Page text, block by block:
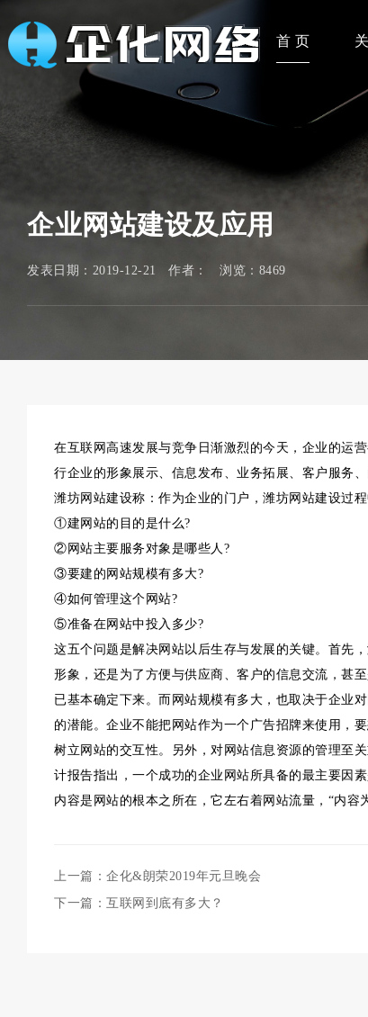
首 页
企业网站建设及应用
发表日期：2019-12-21 作者： 浏览：8469
在互联网高速发展与竞争日渐激烈的今天，企业的运
行企业的形象展示、信息发布、业务拓展、客户服务
潍坊网站建设称：作为企业的门户，潍坊网站建设过
①建网站的目的是什么?
②网站主要服务对象是哪些人?
③要建的网站规模有多大?
④如何管理这个网站?
⑤准备在网站中投入多少?
这五个问题是解决网站以后生存与发展的关键。首先
形象，还是为了方便与供应商、客户的信息交流，甚
已基本确定下来。而网站规模有多大，也取决于企业
的潜能。企业不能把网站作为一个广告招牌来使用，
树立网站的交互性。另外，对网站信息资源的管理至
计报告指出，一个成功的企业网站所具备的最主要因
内容是网站的根本之所在，它左右着网站流量，“内容
上一篇：企化&朗荣2019年元旦晚会
下一篇：互联网到底有多大？